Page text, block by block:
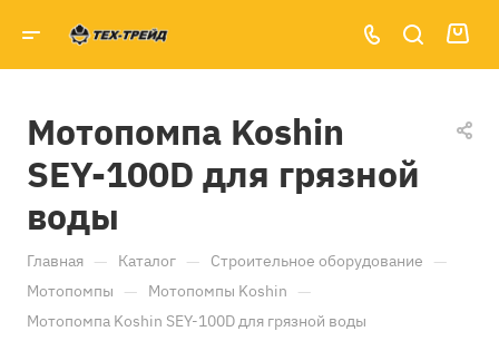
Мотопомпа Koshin
SEY-100D для грязной
воды
Главная — Каталог — Строительное оборудование —
Мотопомпы — Мотопомпы Koshin —
Мотопомпа Koshin SEY-100D для грязной воды